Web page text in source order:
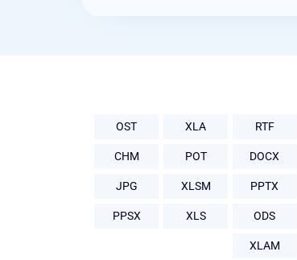
OST XLA RTF
CHM POT DOCX
JPG XLSM PPTX
PPSX XLS ODS
XLAM